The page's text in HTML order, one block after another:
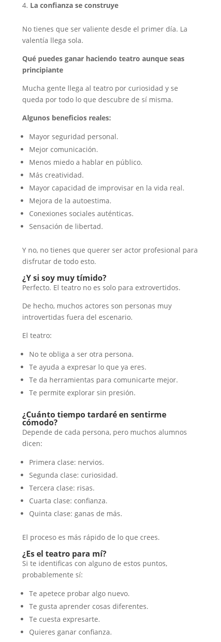
La confianza se construye
No tienes que ser valiente desde el primer día. La
valentía llega sola.
Qué puedes ganar haciendo teatro aunque seas
principiante
Mucha gente llega al teatro por curiosidad y se
queda por todo lo que descubre de sí misma.
Algunos beneficios reales:
Mayor seguridad personal.
Mejor comunicación.
Menos miedo a hablar en público.
Más creatividad.
Mayor capacidad de improvisar en la vida real.
Mejora de la autoestima.
Conexiones sociales auténticas.
Sensación de libertad.
Y no, no tienes que querer ser actor profesional para
disfrutar de todo esto.
¿Y si soy muy tímido?
Perfecto. El teatro no es solo para extrovertidos.
De hecho, muchos actores son personas muy
introvertidas fuera del escenario.
El teatro:
No te obliga a ser otra persona.
Te ayuda a expresar lo que ya eres.
Te da herramientas para comunicarte mejor.
Te permite explorar sin presión.
¿Cuánto tiempo tardaré en sentirme
cómodo?
Depende de cada persona, pero muchos alumnos
dicen:
Primera clase: nervios.
Segunda clase: curiosidad.
Tercera clase: risas.
Cuarta clase: confianza.
Quinta clase: ganas de más.
El proceso es más rápido de lo que crees.
¿Es el teatro para mí?
Si te identificas con alguno de estos puntos,
probablemente sí:
Te apetece probar algo nuevo.
Te gusta aprender cosas diferentes.
Te cuesta expresarte.
Quieres ganar confianza.